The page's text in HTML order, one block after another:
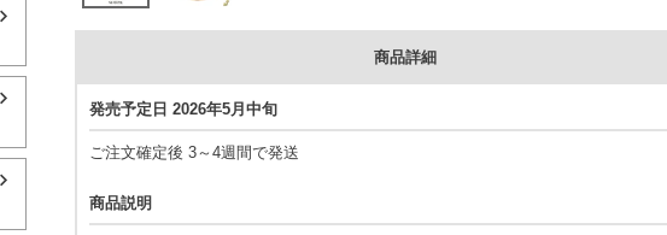
商品詳細
発売予定日 2026年5月中旬
ご注文確定後 3～4週間で発送
商品説明